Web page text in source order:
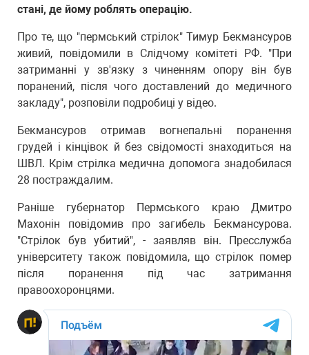
стані, де йому роблять операцію.
Про те, що "пермський стрілок" Тимур Бекмансуров
живий, повідомили в Слідчому комітеті РФ. "При
затриманні у зв'язку з чиненням опору він був
поранений, після чого доставлений до медичного
закладу", розповіли подробиці у відео.
Бекмансуров отримав вогнепальні поранення
грудей і кінцівок й без свідомості знаходиться на
ШВЛ. Крім стрілка медична допомога знадобилася
28 постраждалим.
Раніше губернатор Пермського краю Дмитро
Махонін повідомив про загибель Бекмансурова.
"Стрілок був убитий", - заявляв він. Пресслужба
університету також повідомила, що стрілок помер
після поранення під час затримання
правоохоронцями.